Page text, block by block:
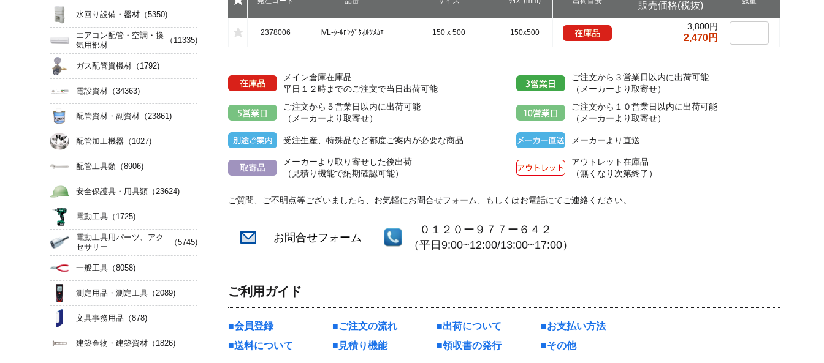
販売価格(税抜)
2378006 IVL-ｸ-ﾙﾛﾝｸﾞﾀｵﾙﾂﾒｶｴ 150 x 500 150x500
3,800円
2,470円
メイン倉庫在庫品
平日１２時までのご注文で当日出荷可能
ご注文から３営業日以内に出荷可能
（メーカーより取寄せ）
ご注文から５営業日以内に出荷可能
（メーカーより取寄せ）
ご注文から１０営業日以内に出荷可能
（メーカーより取寄せ）
受注生産、特殊品など都度ご案内が必要な商品 メーカーより直送
メーカーより取り寄せした後出荷
（見積り機能で納期確認可能）
アウトレット在庫品
（無くなり次第終了）
ご質問、ご不明点等ございましたら、お気軽にお問合せフォーム、もしくはお電話にてご連絡ください。
お問合せフォーム
０１２０ー９７７ー６４２
（平日9:00~12:00/13:00~17:00）
ご利用ガイド
会員登録 ご注文の流れ 出荷について
お支払い方法
送料について
見積り機能 領収書の発行 その他
水回り設備・器材 （5350)
エアコン配管・空調・換
気用部材
（11335)
ガス配管資機材 （1792)
電設資材 （34363)
配管資材・副資材 （23861)
配管加工機器 （1027)
配管工具類 （8906)
安全保護具・用具類 （23624)
電動工具 （1725)
電動工具用パーツ、アク
セサリー
（5745)
一般工具 （8058)
測定用品・測定工具 （2089)
文具事務用品 （878)
建築金物・建築資材 （1826)